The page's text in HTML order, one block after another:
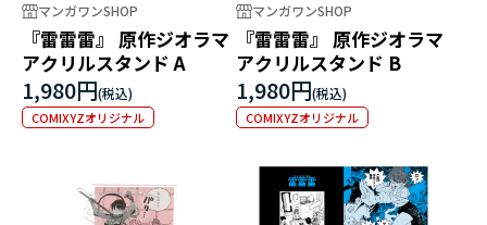
マンガワンSHOP
『雷雷雷』 原作ジオラマ
アクリルスタンド A
1,980円
COMIXYZオリジナル
マンガワンSHOP
『雷雷雷』 原作ジオラマ
アクリルスタンド B
1,980円
COMIXYZオリジナル